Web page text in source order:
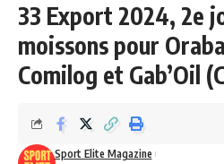
33 Export 2024, 2e
moissons pour
Comilog et Gab’Oil
Sport Elite Magazine